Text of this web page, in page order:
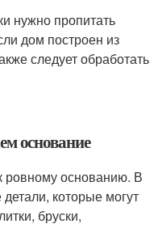
нужно пропитать
дом построен из
следует обработать
основание
ровному основанию. В
которые могут
бруски,